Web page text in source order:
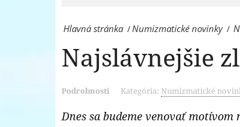
aj
Vy!
Národná
Pokladnica
Hlavná stránka /Numizmatické novinky /
Najslávnejšie
Podrobnosti Kategória: Numizmatické
Dnes sa budeme venovať
predný
európsky
a